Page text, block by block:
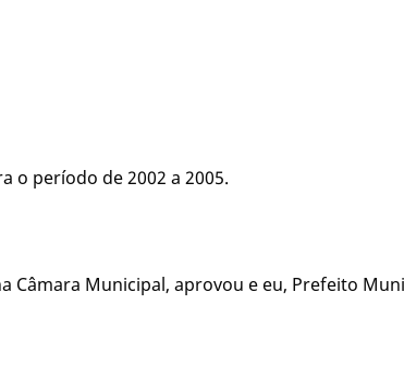
o período de 2002 a 2005.
Municipal, aprovou e eu, Prefeito